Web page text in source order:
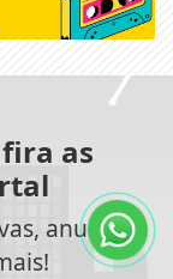
as
anunciar